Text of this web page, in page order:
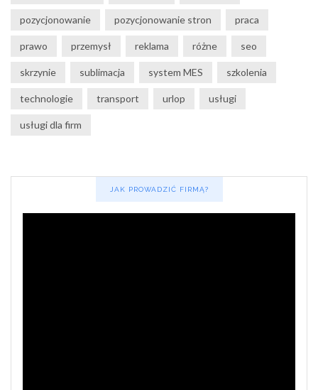
pozycjonowanie pozycjonowanie stron praca
prawo przemysł reklama różne seo
skrzynie sublimacja system MES szkolenia
technologie transport urlop usługi
usługi dla firm
JAK PROWADZIĆ FIRMĄ?